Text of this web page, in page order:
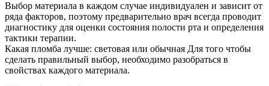
Выбор материала в каждом случае индивидуален и зависит от
ряда факторов, поэтому предварительно врач всегда проводит
диагностику для оценки состояния полости рта и определения
тактики терапии.
Какая пломба лучше: световая или обычная Для того чтобы
сделать правильный выбор, необходимо разобраться в
свойствах каждого материала.